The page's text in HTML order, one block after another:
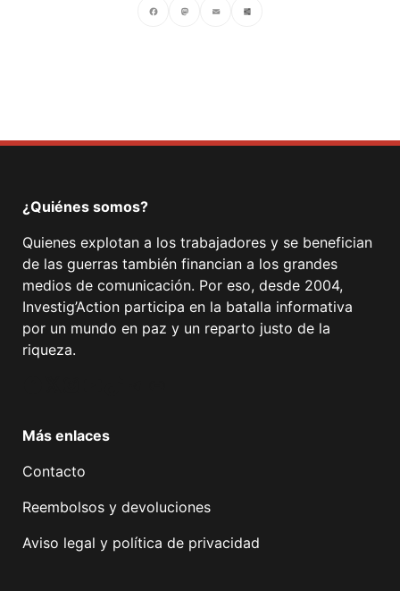
¿Quiénes somos?
Quienes explotan a los trabajadores y se benefician
de las guerras también financian a los grandes
medios de comunicación. Por eso, desde 2004,
Investig’Action participa en la batalla informativa
por un mundo en paz y un reparto justo de la
riqueza.
Más enlaces
Contacto
Reembolsos y devoluciones
Aviso legal y política de privacidad